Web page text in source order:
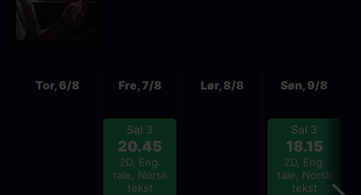
Tor, 6/8 Fre, 7/8
Sal 3
20.45
2D, Eng.
tale, Norsk
tekst
Lør, 8/8 Søn, 9/8
Sal 3
18.15
2D, Eng.
tale, Norsk
tekst